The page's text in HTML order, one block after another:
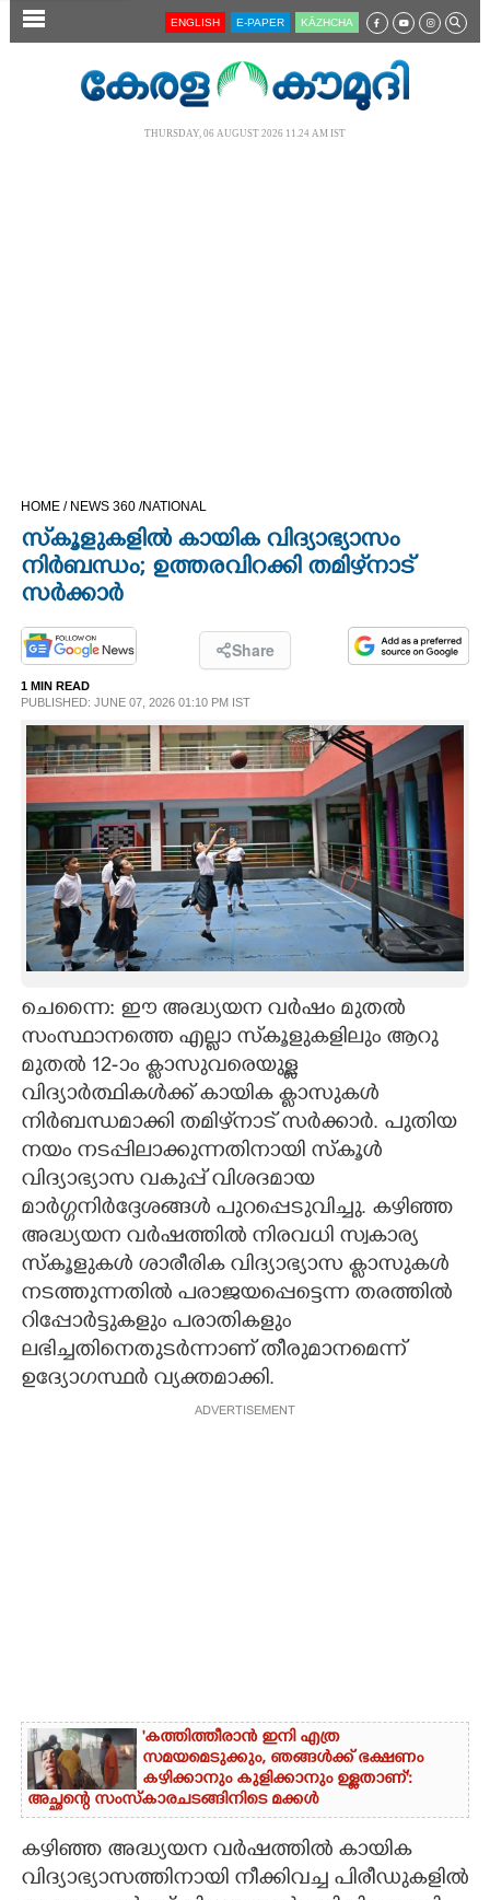
SECTIONS
CINEMA
OPINION
PHOTOS
LIFESTYLE
SPIRITUAL
INFO+
ART
ASTRO
CARTOONS
LITERATURE
ZOOM
CONTACT US
ENGLISH E-PAPER KĀZHCHA
THURSDAY, 06 AUGUST 2026 11.24 AM IST
HOME / NEWS 360 /NATIONAL
സ്‌കൂളുകളിൽ കായിക വിദ്യാഭ്യാസം
നിർബന്ധം; ഉത്തരവിറക്കി തമിഴ്‌നാട്
സർക്കാർ
Share
1 MIN READ
PUBLISHED: JUNE 07, 2026 01:10 PM IST
ചെന്നൈ: ഈ അദ്ധ്യയന വർഷം മുതൽ
സംസ്ഥാനത്തെ എല്ലാ സ്‌കൂളുകളിലും ആറു
മുതൽ 12-ാം ക്ലാസുവരെയുള്ള
വിദ്യാർത്ഥികൾക്ക് കായിക ക്ലാസുകൾ
നിർബന്ധമാക്കി തമിഴ്‌നാട് സർക്കാർ. പുതിയ
നയം നടപ്പിലാക്കുന്നതിനായി സ്കൂൾ
വിദ്യാഭ്യാസ വകുപ്പ് വിശദമായ
മാർഗ്ഗനിർദ്ദേശങ്ങൾ പുറപ്പെടുവിച്ചു. കഴിഞ്ഞ
അദ്ധ്യയന വർഷത്തിൽ നിരവധി സ്വകാര്യ
സ്കൂളുകൾ ശാരീരിക വിദ്യാഭ്യാസ ക്ലാസുകൾ
നടത്തുന്നതിൽ പരാജയപ്പെട്ടെന്ന തരത്തിൽ
റിപ്പോർട്ടുകളും പരാതികളും
ലഭിച്ചതിനെതുടർന്നാണ് തീരുമാനമെന്ന്
ഉദ്യോഗസ്ഥർ വ്യക്തമാക്കി.
ADVERTISEMENT
'കത്തിത്തീരാൻ ഇനി എത്ര
സമയമെടുക്കും, ഞങ്ങൾക്ക് ഭക്ഷണം
കഴിക്കാനും കുളിക്കാനും ഉള്ളതാണ്':
അച്ഛന്റെ സംസ്കാരചടങ്ങിനിടെ മക്കൾ
കഴിഞ്ഞ അദ്ധ്യയന വർഷത്തിൽ കായിക
വിദ്യാഭ്യാസത്തിനായി നീക്കിവച്ച പിരീഡുകളിൽ